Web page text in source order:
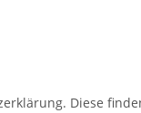
Diese